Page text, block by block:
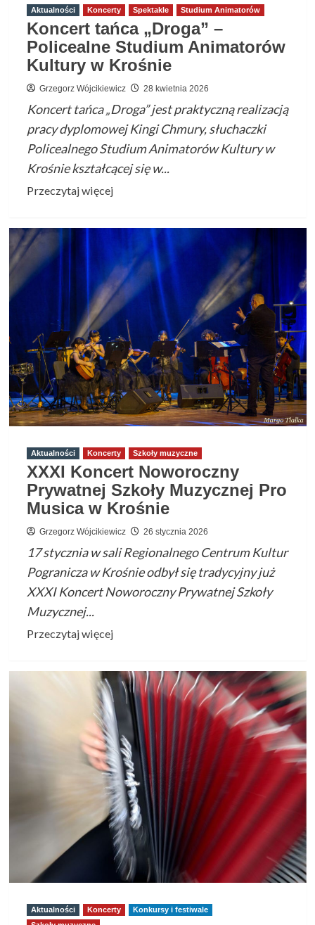
Krośnie
Aktualności Koncerty Spektakle Studium Animatorów
Koncert tańca „Droga” –
Policealne Studium Animatorów
Kultury w Krośnie
Grzegorz Wójcikiewicz 28 kwietnia 2026
Koncert tańca „Droga” jest praktyczną realizacją
pracy dyplomowej Kingi Chmury, słuchaczki
Policealnego Studium Animatorów Kultury w
Krośnie kształcącej się w...
Przeczytaj więcejPrzeczytaj
o
Koncert
tańca
„Droga”
–
Policealne
Studium
Animatorów
Kultury
w
Krośnie
Aktualności Koncerty Szkoły muzyczne
XXXI Koncert Noworoczny
Prywatnej Szkoły Muzycznej Pro
Musica w Krośnie
Grzegorz Wójcikiewicz 26 stycznia 2026
17 stycznia w sali Regionalnego Centrum Kultur
Pogranicza w Krośnie odbył się tradycyjny już
XXXI Koncert Noworoczny Prywatnej Szkoły
Muzycznej...
Przeczytaj więcejPrzeczytaj
o
XXXI
Koncert
Noworoczny
Prywatnej
Szkoły
Muzycznej
Pro
Musica
w
Krośnie
Aktualności Koncerty
Konkursy i festiwale